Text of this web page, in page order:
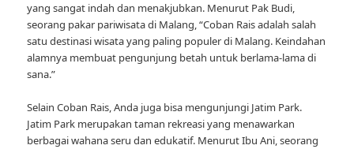
yang sangat indah dan menakjubkan. Menurut Pak Budi,
seorang pakar pariwisata di Malang, “Coban Rais adalah salah
satu destinasi wisata yang paling populer di Malang. Keindahan
alamnya membuat pengunjung betah untuk berlama-lama di
sana.”
Selain Coban Rais, Anda juga bisa mengunjungi Jatim Park.
Jatim Park merupakan taman rekreasi yang menawarkan
berbagai wahana seru dan edukatif. Menurut Ibu Ani, seorang